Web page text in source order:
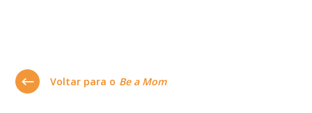
Voltar para o Be a Mom